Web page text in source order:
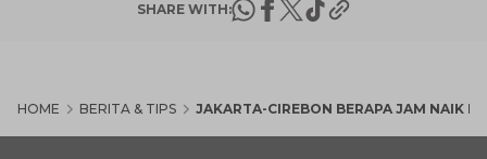
SHARE WITH:
HOME BERITA & TIPS JAKARTA-CIREBON BERAPA JAM NAIK